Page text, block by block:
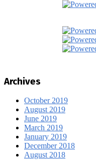
Archives
October 2019
August 2019
June 2019
March 2019
January 2019
December 2018
August 2018